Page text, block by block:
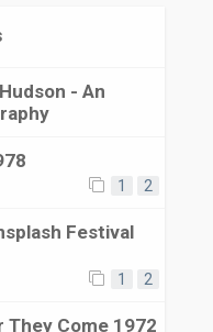
- An
1 2
Festival
1 2
They Come 1972